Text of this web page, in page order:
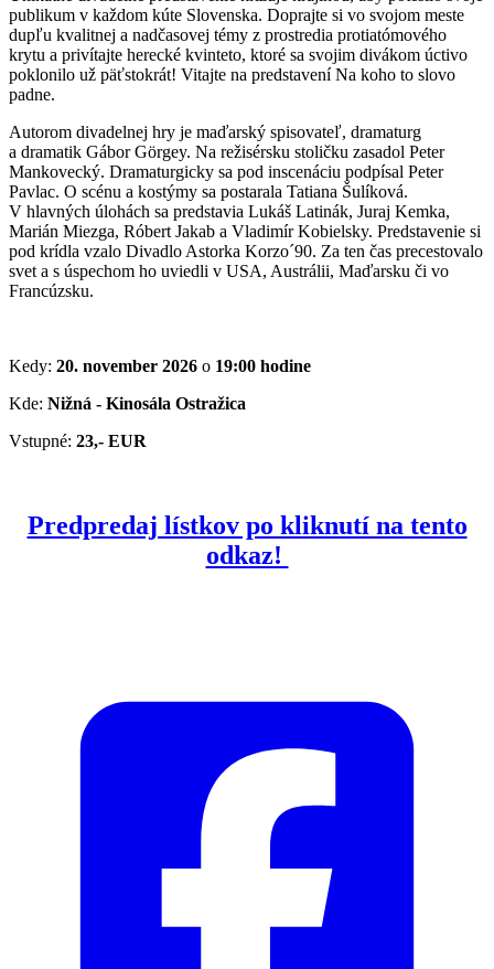
publikum v každom kúte Slovenska. Doprajte si vo svojom meste
dupľu kvalitnej a nadčasovej témy z prostredia protiatómového
krytu a privítajte herecké kvinteto, ktoré sa svojim divákom úctivo
poklonilo už päťstokrát! Vitajte na predstavení Na koho to slovo
padne.
Autorom divadelnej hry je maďarský spisovateľ, dramaturg
a dramatik Gábor Görgey. Na režisérsku stoličku zasadol Peter
Mankovecký. Dramaturgicky sa pod inscenáciu podpísal Peter
Pavlac. O scénu a kostýmy sa postarala Tatiana Šulíková.
V hlavných úlohách sa predstavia Lukáš Latinák, Juraj Kemka,
Marián Miezga, Róbert Jakab a Vladimír Kobielsky. Predstavenie si
pod krídla vzalo Divadlo Astorka Korzo´90. Za ten čas precestovalo
svet a s úspechom ho uviedli v USA, Austrálii, Maďarsku či vo
Francúzsku.
Kedy: 20. november 2026 o 19:00 hodine
Kde: Nižná - Kinosála Ostražica
Vstupné: 23,- EUR
Predpredaj lístkov po kliknutí na tento
odkaz!